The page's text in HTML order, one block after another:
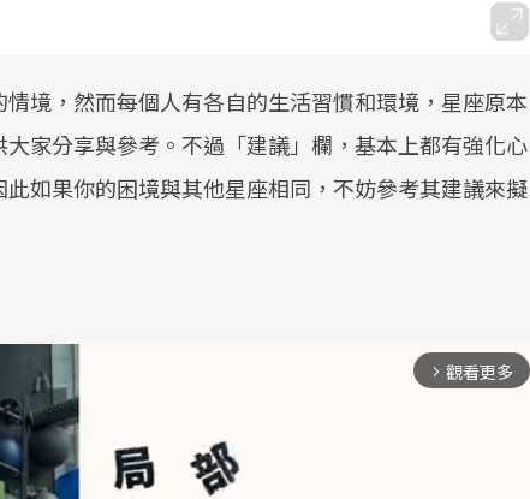
境，然而每個人有各自的生活習慣和環境，星座原本
家分享與參考。不過「建議」欄，基本上都有強化心
如果你的困境與其他星座相同，不妨參考其建議來擬
arrow_forward_ios 觀看更多
面對超高齡社會的浪潮，台灣正在快速
邁向「健康照護」的新時代。隨著國家
政策如「健康台灣推動委員會」與「長
照3.0」的推進，「預防醫學」已成全民
關注的核心議題。然而，健檢不只是醫
療院所的服務，更是民眾了解自身健康
2025年，就到良醫生活祭體驗「一站式
健康新生活」，從講座、體驗到運動，
全面啟動你的健康革命！
良醫健康網從「換季的身體變化」出
發，透過醫學觀點與日常感受的對話，
建立對亞健康的認知，進而引導實際的
改善行動。